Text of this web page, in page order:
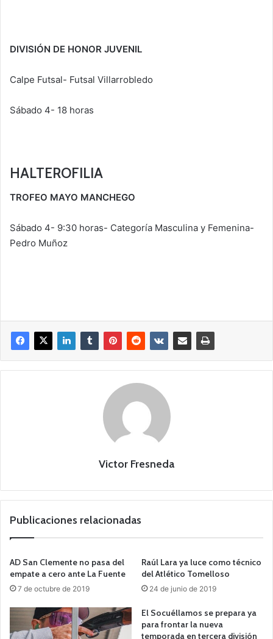
DIVISIÓN DE HONOR JUVENIL
Calpe Futsal- Futsal Villarrobledo
Sábado 4- 18 horas
HALTEROFILIA
TROFEO MAYO MANCHEGO
Sábado 4- 9:30 horas- Categoría Masculina y Femenina-
Pedro Muñoz
Victor Fresneda
Publicaciones relacionadas
AD San Clemente no pasa del
empate a cero ante La Fuente
7 de octubre de 2019
Raúl Lara ya luce como técnico
del Atlético Tomelloso
24 de junio de 2019
El Socuéllamos se prepara ya
para frontar la nueva
temporada en tercera división